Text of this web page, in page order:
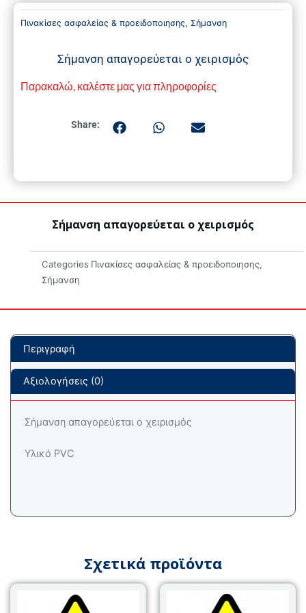
Πινακίσες ασφαλείας & προειδοποιησης, Σήμανση
Σήμανση απαγορεύεται ο χειρισμός
Παρακαλώ, καλέστε μας για πληροφορίες
Share:
Σήμανση απαγορεύεται ο χειρισμός
Categories Πινακίσες ασφαλείας & προειδοποιησης,
Σήμανση
Περιγραφή
Αξιολογήσεις (0)
Σήμανση απαγορεύεται ο χειρισμός
Υλικό PVC
Σχετικά προϊόντα